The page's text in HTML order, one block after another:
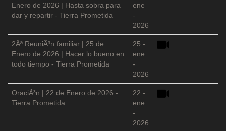
Enero de 2026 | Hasta sobra para
dar y repartir - Tierra Prometida
ene
-
2026
2Âª ReuniÃ³n familiar | 25 de
Enero de 2026 | Hacer lo bueno en
todo tiempo - Tierra Prometida
25 -
ene
-
2026
OraciÃ³n | 22 de Enero de 2026 -
Tierra Prometida
22 -
ene
-
2026